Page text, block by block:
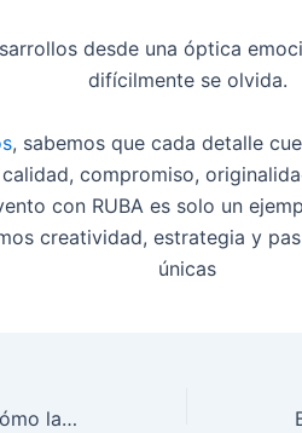
desde una óptica
difícilmente se olvida.
, sabemos que cada detalle
compromiso,
con RUBA es solo un
creatividad, estrategia y
únicas
El poder de los detalles: cómo la personalización eleva tus regalos corporativos